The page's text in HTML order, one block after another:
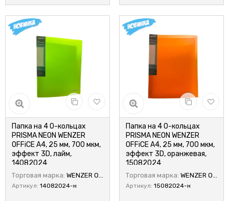
Папка на 4 О-кольцах
PRISMA NEON WENZER
OFFiCE А4, 25 мм, 700 мкм,
эффект 3D, лайм,
14082024
Торговая марка: WENZER OFFiCE
Артикул: 14082024-н
Папка на 4 О-кольцах
PRISMA NEON WENZER
OFFiCE А4, 25 мм, 700 мкм,
эффект 3D, оранжевая,
15082024
Торговая марка: WENZER OFFiCE
Артикул: 15082024-н